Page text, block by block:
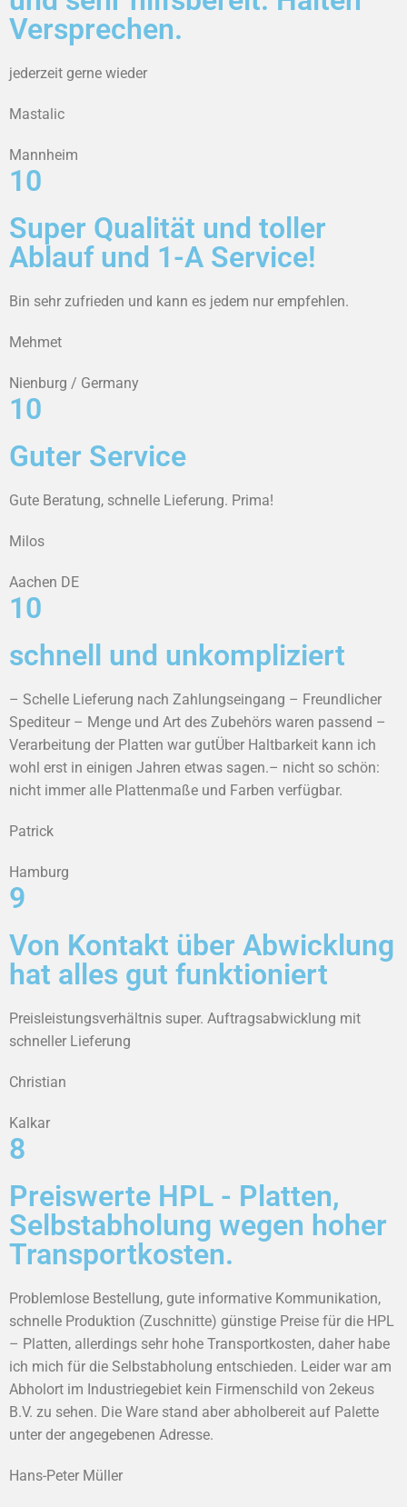
Versprechen.
jederzeit gerne wieder
Mastalic
Mannheim
10
Super Qualität und toller
Ablauf und 1-A Service!
Bin sehr zufrieden und kann es jedem nur empfehlen.
Mehmet
Nienburg / Germany
10
Guter Service
Gute Beratung, schnelle Lieferung. Prima!
Milos
Aachen DE
10
schnell und unkompliziert
– Schelle Lieferung nach Zahlungseingang – Freundlicher
Spediteur – Menge und Art des Zubehörs waren passend –
Verarbeitung der Platten war gutÜber Haltbarkeit kann ich
wohl erst in einigen Jahren etwas sagen.– nicht so schön:
nicht immer alle Plattenmaße und Farben verfügbar.
Patrick
Hamburg
9
Von Kontakt über Abwicklung
hat alles gut funktioniert
Preisleistungsverhältnis super. Auftragsabwicklung mit
schneller Lieferung
Christian
Kalkar
8
Preiswerte HPL - Platten,
Selbstabholung wegen hoher
Transportkosten.
Problemlose Bestellung, gute informative Kommunikation,
schnelle Produktion (Zuschnitte) günstige Preise für die HPL
– Platten, allerdings sehr hohe Transportkosten, daher habe
ich mich für die Selbstabholung entschieden. Leider war am
Abholort im Industriegebiet kein Firmenschild von 2ekeus
B.V. zu sehen. Die Ware stand aber abholbereit auf Palette
unter der angegebenen Adresse.
Hans-Peter Müller